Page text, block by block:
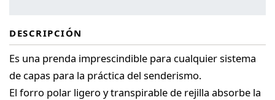
DESCRIPCIÓN
Es una prenda imprescindible para cualquier sistema
de capas para la práctica del senderismo.
El forro polar ligero y transpirable de rejilla absorbe la